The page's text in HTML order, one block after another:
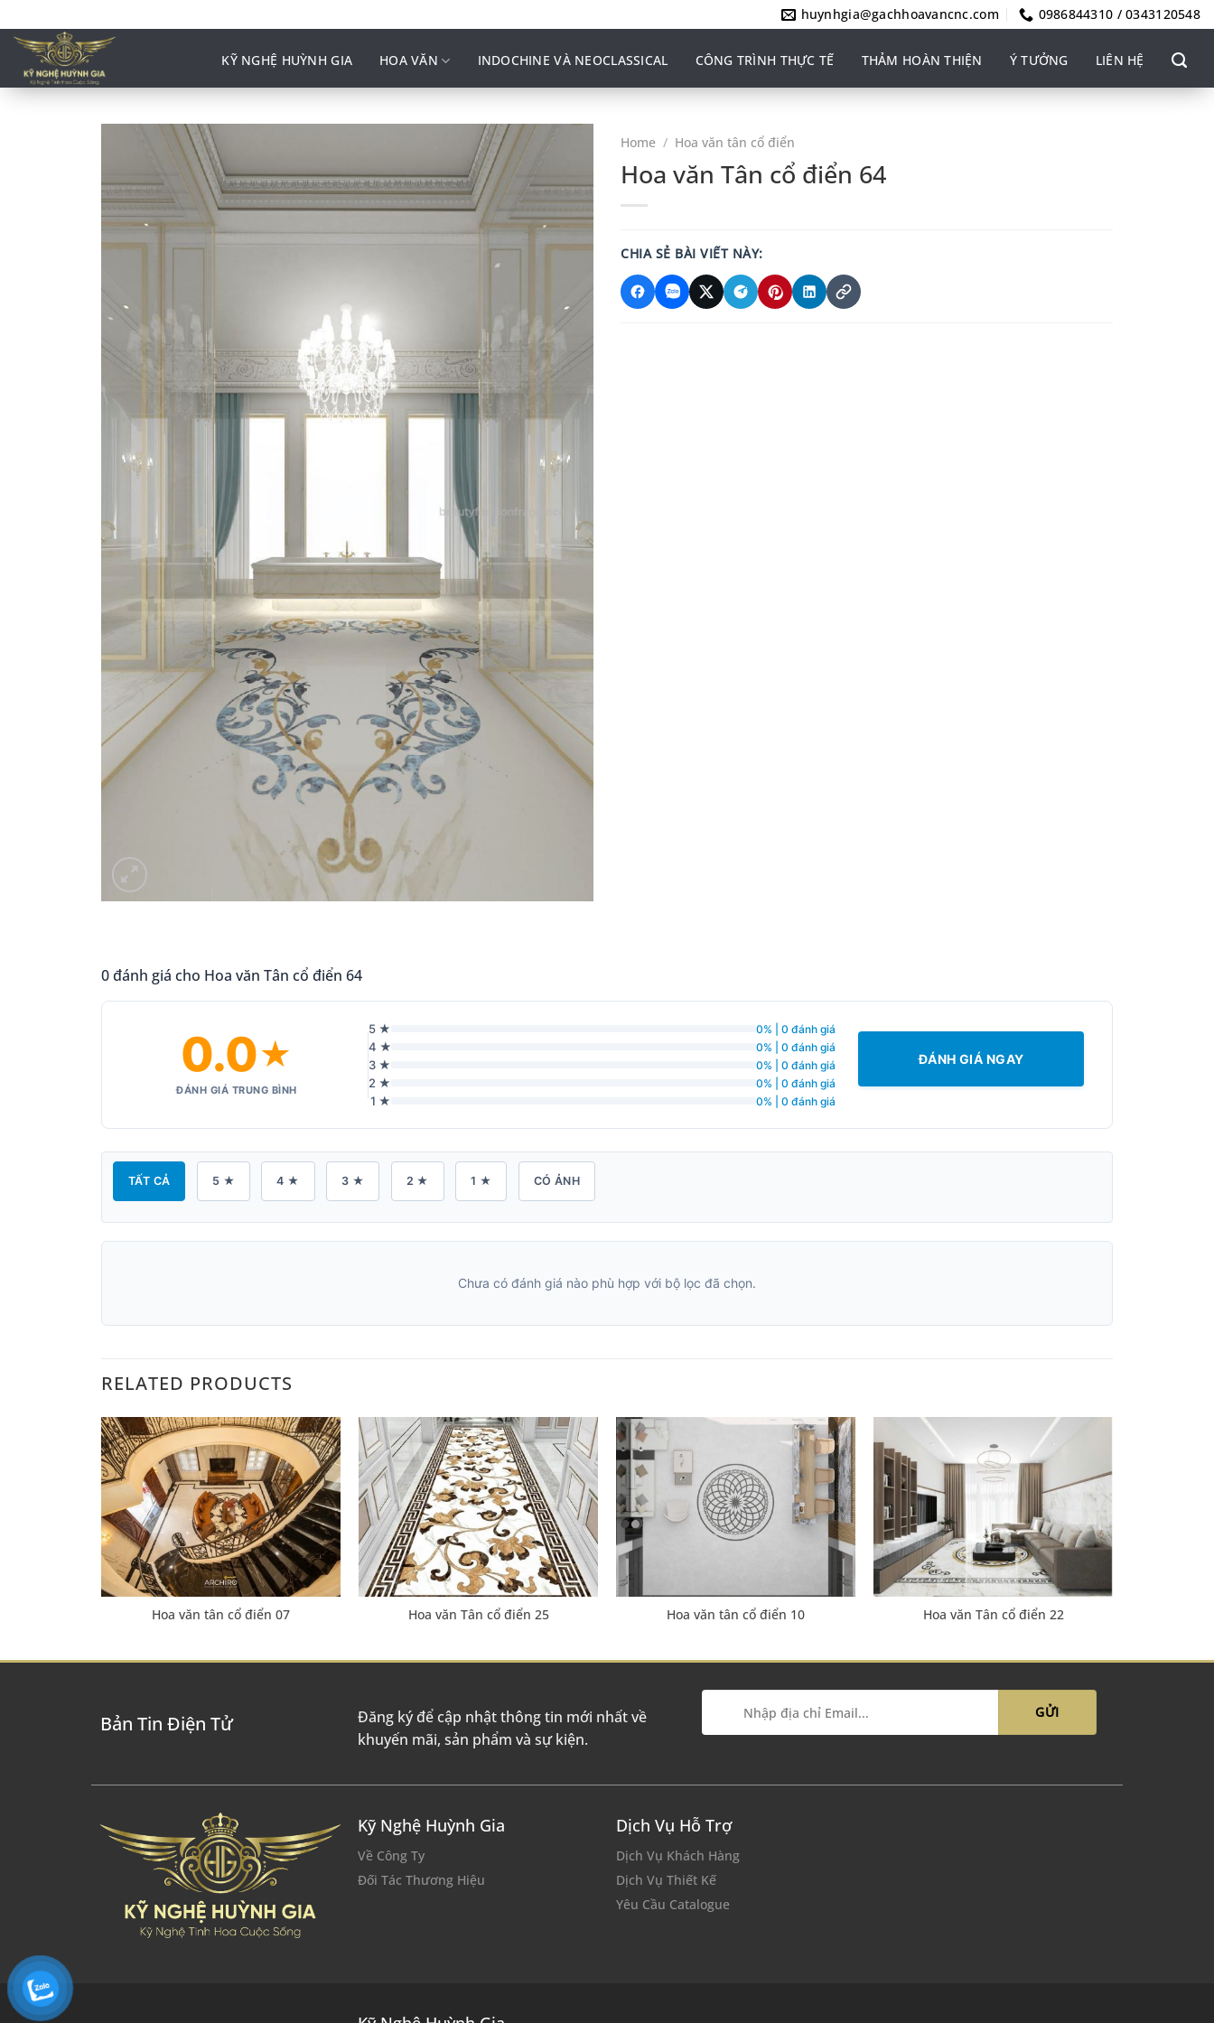
qua
dung
huynhgia@gachhoavancnc.com 0986844310 / 0343120548
KỸ NGHỆ HUỲNH GIA HOA VĂN INDOCHINE VÀ NEOCLASSICAL CÔNG TRÌNH THỰC TẾ THẢM HOÀN THIỆN Ý TƯỞNG LIÊN HỆ
Home / Hoa văn tân cổ điển
Hoa văn Tân cổ điển 64
CHIA SẺ BÀI VIẾT NÀY:
0 đánh giá cho Hoa văn Tân cổ điển 64
0.0★
ĐÁNH GIÁ TRUNG BÌNH
5 ★ 0% | 0 đánh giá
4 ★ 0% | 0 đánh giá
3 ★ 0% | 0 đánh giá
2 ★ 0% | 0 đánh giá
1 ★ 0% | 0 đánh giá
ĐÁNH GIÁ NGAY
TẤT CẢ 5 ★ 4 ★ 3 ★ 2 ★ 1 ★ CÓ ẢNH
Chưa có đánh giá nào phù hợp với bộ lọc đã chọn.
RELATED PRODUCTS
Hoa văn tân cổ điển 07 Hoa văn Tân cổ điển 25 Hoa văn tân cổ điển 10 Hoa văn Tân cổ điển 22
Bản Tin Điện Tử
Đăng ký để cập nhật thông tin mới nhất về
khuyến mãi, sản phẩm và sự kiện.
Kỹ Nghệ Huỳnh Gia
Về Công Ty
Đối Tác Thương Hiệu
Dịch Vụ Hỗ Trợ
Dịch Vụ Khách Hàng
Dịch Vụ Thiết Kế
Yêu Cầu Catalogue